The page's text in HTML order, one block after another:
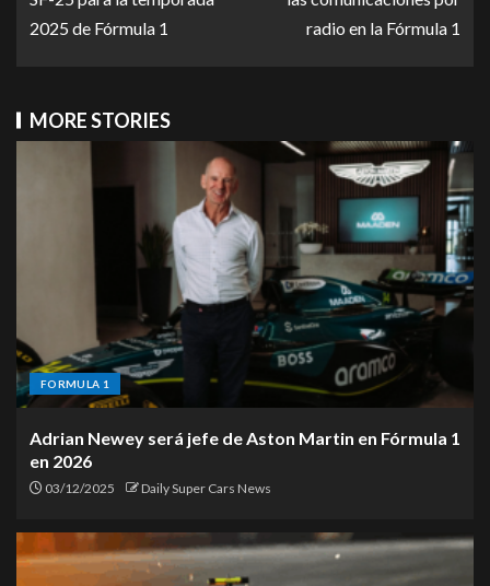
2025 de Fórmula 1
radio en la Fórmula 1
MORE STORIES
FORMULA 1
Adrian Newey será jefe de Aston Martin en Fórmula 1
en 2026
03/12/2025 Daily Super Cars News